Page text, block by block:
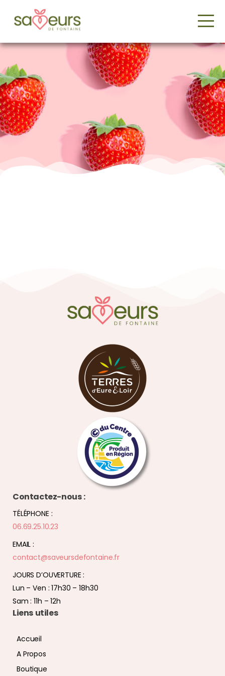
Contactez-nous :
TÉLÉPHONE :
06.69.25.10.23
EMAIL :
contact@saveursdefontaine.fr
JOURS D’OUVERTURE :
Lun – Ven : 17h30 – 18h30
Sam : 11h – 12h
Liens utiles
Accueil
A Propos
Boutique